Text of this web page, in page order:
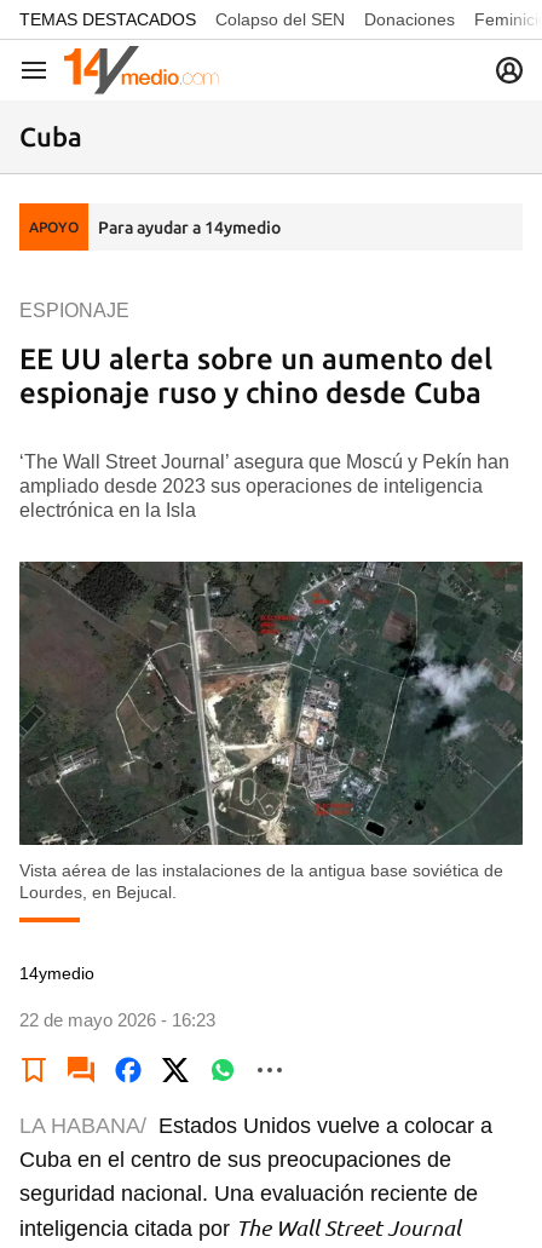
common.go-to-content
TEMAS DESTACADOS Colapso del SEN Donaciones
Navegación
Cuba
APOYO Para ayudar a 14ymedio
EE UU alerta sobre un aumento del
espionaje ruso y chino desde Cuba
ESPIONAJE
‘The Wall Street Journal’ asegura que Moscú y Pekín han
ampliado desde 2023 sus operaciones de inteligencia
electrónica en la Isla
Vista aérea de las instalaciones de la antigua base soviética de
Lourdes, en Bejucal.
14ymedio
22 de mayo 2026 - 16:23
LA HABANA/ Estados Unidos vuelve a colocar a
Cuba en el centro de sus preocupaciones de
seguridad nacional. Una evaluación reciente de
inteligencia citada por The Wall Street Journal